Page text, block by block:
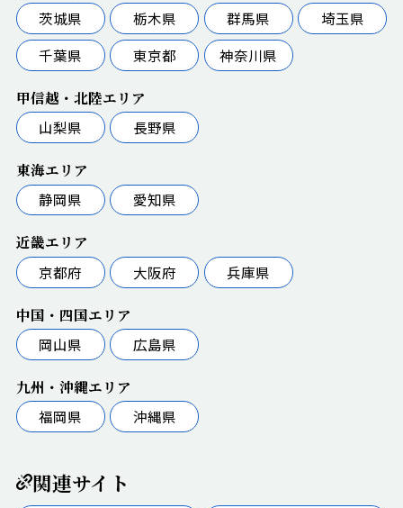
茨城県
栃木県 群馬県
埼玉県
千葉県
東京都 神奈川県
甲信越・北陸エリア
山梨県
長野県
東海エリア
静岡県
愛知県
近畿エリア
京都府
大阪府 兵庫県
中国・四国エリア
岡山県
広島県
九州・沖縄エリア
福岡県
沖縄県
関連サイト